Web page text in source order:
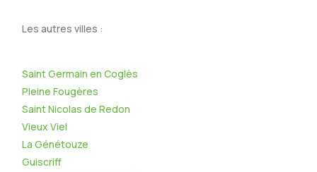
Les autres villes :
Saint Germain en Coglès
Pleine Fougères
Saint Nicolas de Redon
Vieux Viel
La Génétouze
Guiscriff